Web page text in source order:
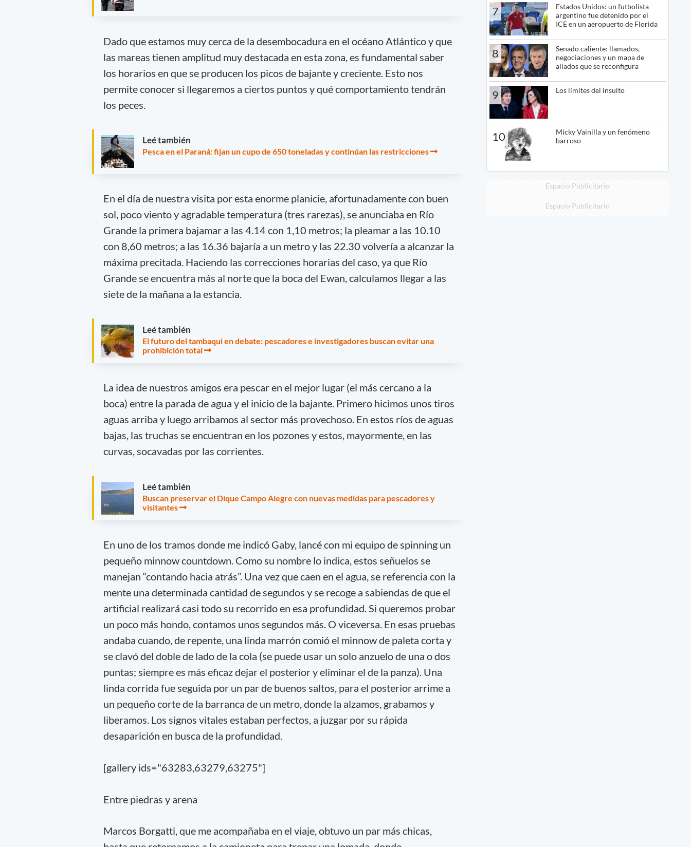
Dado que estamos muy cerca de la desembocadura en el océano Atlántico y que
las mareas tienen amplitud muy destacada en esta zona, es fundamental saber
los horarios en que se producen los picos de bajante y creciente. Esto nos
permite conocer si llegaremos a ciertos puntos y qué comportamiento tendrán
los peces.
Leé también
Pesca en el Paraná: fijan un cupo de 650 toneladas y continúan las restricciones
En el día de nuestra visita por esta enorme planicie, afortunadamente con buen
sol, poco viento y agradable temperatura (tres rarezas), se anunciaba en Río
Grande la primera bajamar a las 4.14 con 1,10 metros; la pleamar a las 10.10
con 8,60 metros; a las 16.36 bajaría a un metro y las 22.30 volvería a alcanzar la
máxima precitada. Haciendo las correcciones horarias del caso, ya que Río
Grande se encuentra más al norte que la boca del Ewan, calculamos llegar a las
siete de la mañana a la estancia.
Leé también
El futuro del tambaqui en debate: pescadores e investigadores buscan evitar una
prohibición total
La idea de nuestros amigos era pescar en el mejor lugar (el más cercano a la
boca) entre la parada de agua y el inicio de la bajante. Primero hicimos unos tiros
aguas arriba y luego arribamos al sector más provechoso. En estos ríos de aguas
bajas, las truchas se encuentran en los pozones y estos, mayormente, en las
curvas, socavadas por las corrientes.
Leé también
Buscan preservar el Dique Campo Alegre con nuevas medidas para pescadores y
visitantes
En uno de los tramos donde me indicó Gaby, lancé con mi equipo de spinning un
pequeño minnow countdown. Como su nombre lo indica, estos señuelos se
manejan “contando hacia atrás”. Una vez que caen en el agua, se referencia con la
mente una determinada cantidad de segundos y se recoge a sabiendas de que el
artificial realizará casi todo su recorrido en esa profundidad. Si queremos probar
un poco más hondo, contamos unos segundos más. O viceversa. En esas pruebas
andaba cuando, de repente, una linda marrón comió el minnow de paleta corta y
se clavó del doble de lado de la cola (se puede usar un solo anzuelo de una o dos
puntas; siempre es más eficaz dejar el posterior y eliminar el de la panza). Una
linda corrida fue seguida por un par de buenos saltos, para el posterior arrime a
un pequeño corte de la barranca de un metro, donde la alzamos, grabamos y
liberamos. Los signos vitales estaban perfectos, a juzgar por su rápida
desaparición en busca de la profundidad.
[gallery ids="63283,63279,63275"]
Entre piedras y arena
Marcos Borgatti, que me acompañaba en el viaje, obtuvo un par más chicas,
7
Estados Unidos: un futbolista
argentino fue detenido por el
ICE en un aeropuerto de Florida
8
Senado caliente: llamados,
negociaciones y un mapa de
aliados que se reconfigura
9 Los límites del insulto
10
Micky Vainilla y un fenómeno
barroso
Espacio Publicitario
Espacio Publicitario